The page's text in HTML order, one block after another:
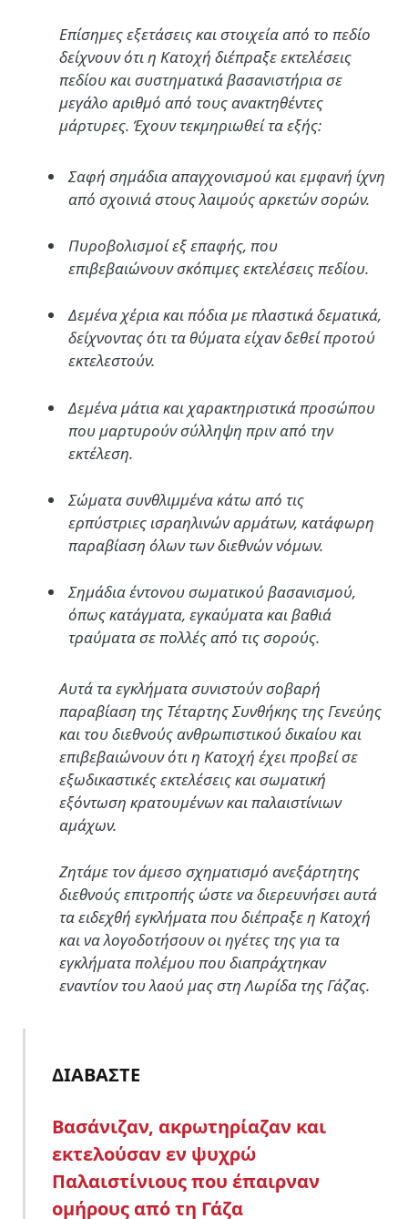
Επίσημες εξετάσεις και στοιχεία από το πεδίο
δείχνουν ότι η Κατοχή διέπραξε εκτελέσεις
πεδίου και συστηματικά βασανιστήρια σε
μεγάλο αριθμό από τους ανακτηθέντες
μάρτυρες. Έχουν τεκμηριωθεί τα εξής:
Σαφή σημάδια απαγχονισμού και εμφανή ίχνη
από σχοινιά στους λαιμούς αρκετών σορών.
Πυροβολισμοί εξ επαφής, που
επιβεβαιώνουν σκόπιμες εκτελέσεις πεδίου.
Δεμένα χέρια και πόδια με πλαστικά δεματικά,
δείχνοντας ότι τα θύματα είχαν δεθεί προτού
εκτελεστούν.
Δεμένα μάτια και χαρακτηριστικά προσώπου
που μαρτυρούν σύλληψη πριν από την
εκτέλεση.
Σώματα συνθλιμμένα κάτω από τις
ερπύστριες ισραηλινών αρμάτων, κατάφωρη
παραβίαση όλων των διεθνών νόμων.
Σημάδια έντονου σωματικού βασανισμού,
όπως κατάγματα, εγκαύματα και βαθιά
τραύματα σε πολλές από τις σορούς.
Αυτά τα εγκλήματα συνιστούν σοβαρή
παραβίαση της Τέταρτης Συνθήκης της Γενεύης
και του διεθνούς ανθρωπιστικού δικαίου και
επιβεβαιώνουν ότι η Κατοχή έχει προβεί σε
εξωδικαστικές εκτελέσειςκαισωματική
εξόντωση κρατουμένων και παλαιστίνιων
αμάχων.
Ζητάμε τονάμεσο σχηματισμό ανεξάρτητης
διεθνούς επιτροπήςώστε να διερευνήσει αυτά
τα ειδεχθή εγκλήματα που διέπραξε η Κατοχή
και να λογοδοτήσουν οι ηγέτες της για τα
εγκλήματα πολέμου που διαπράχτηκαν
εναντίον του λαού μας στη Λωρίδα της Γάζας.
ΔΙΑΒΑΣΤΕ
Bασάνιζαν, ακρωτηρίαζαν και
εκτελούσαν εν ψυχρώ
Παλαιστίνιους που έπαιρναν
ομήρους από τη Γάζα